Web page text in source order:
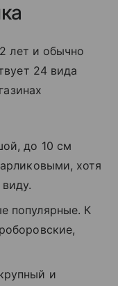
лет и обычно
24 вида
до 10 см
хотя
популярные. К
и